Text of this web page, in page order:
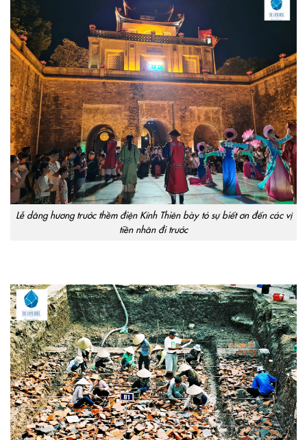
Lễ dâng hương trước thềm điện Kính Thiên bày tỏ sự biết ơn đến các vị
tiền nhân đi trước